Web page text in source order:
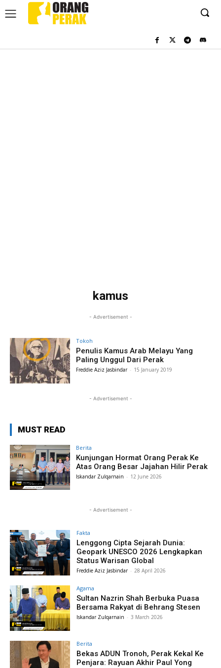
kamus
- Advertisement -
Tokoh
Penulis Kamus Arab Melayu Yang
Paling Unggul Dari Perak
Freddie Aziz Jasbindar - 15 January 2019
- Advertisement -
MUST READ
Berita
Kunjungan Hormat Orang Perak Ke
Atas Orang Besar Jajahan Hilir Perak
Iskandar Zulqarnain - 12 June 2026
- Advertisement -
Fakta
Lenggong Cipta Sejarah Dunia:
Geopark UNESCO 2026 Lengkapkan
Status Warisan Global
Freddie Aziz Jasbindar - 28 April 2026
Agama
Sultan Nazrin Shah Berbuka Puasa
Bersama Rakyat di Behrang Stesen
Iskandar Zulqarnain - 3 March 2026
Berita
Bekas ADUN Tronoh, Perak Kekal Ke
Penjara: Rayuan Akhir Paul Yong